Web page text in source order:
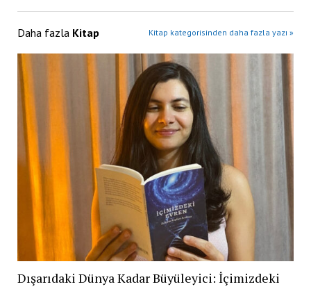
Daha fazla Kitap Kitap kategorisinden daha fazla yazı »
Dışarıdaki Dünya Kadar Büyüleyici: İçimizdeki